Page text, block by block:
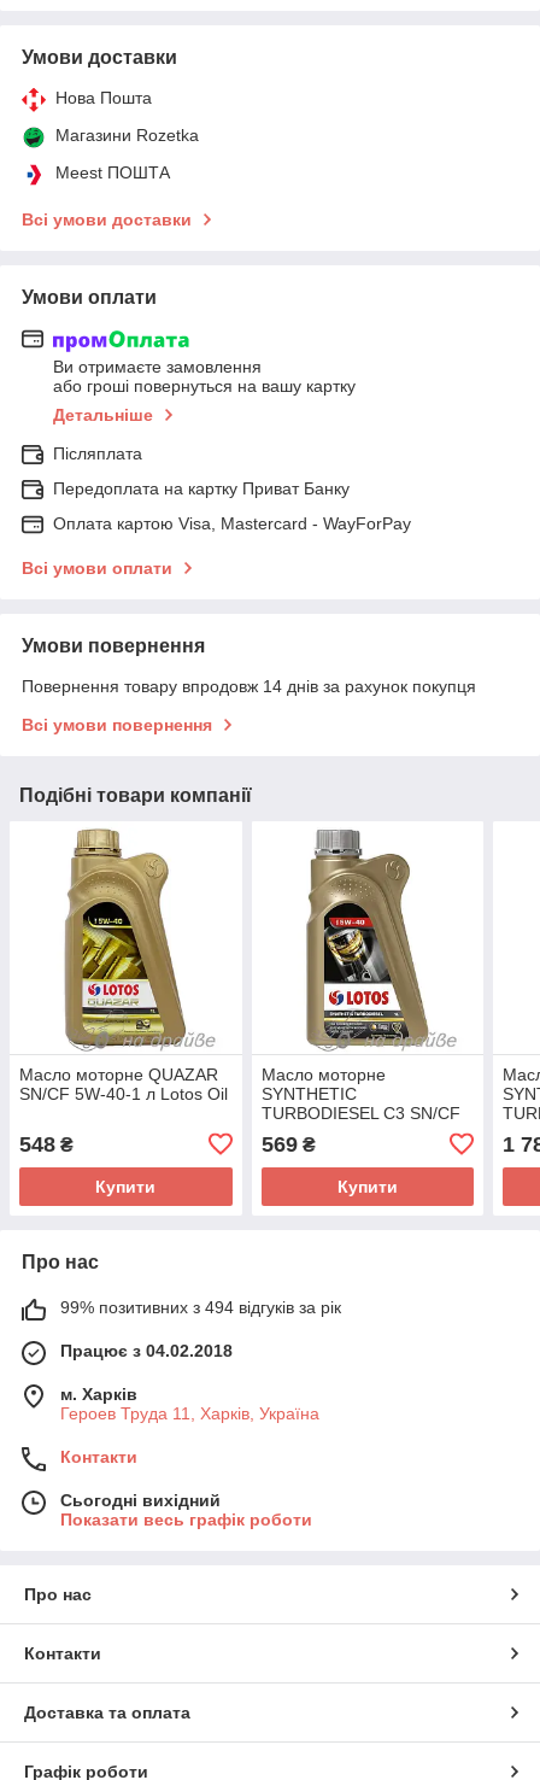
Умови доставки
Нова Пошта
Магазини Rozetka
Meest ПОШТА
Всі умови доставки
Умови оплати
Ви отримаєте замовлення
або гроші повернуться на вашу картку
Детальніше
Післяплата
Передоплата на картку Приват Банку
Оплата картою Visa, Mastercard - WayForPay
Всі умови оплати
Умови повернення
Повернення товару впродовж 14 днів за рахунок покупця
Всі умови повернення
Подібні товари компанії
Масло моторне QUAZAR
SN/CF 5W-40-1 л Lotos Oil
548 ₴
Купити
Масло моторне
SYNTHETIC
TURBODIESEL C3 SN/CF
569₴
Купити
1
Про нас
99% позитивних з 494 відгуків за рік
Працює з 04.02.2018
м. Харків
Героев Труда 11, Харків, Україна
Контакти
Сьогодні вихідний
Показати весь графік роботи
Про нас
Контакти
Доставка та оплата
Графік роботи